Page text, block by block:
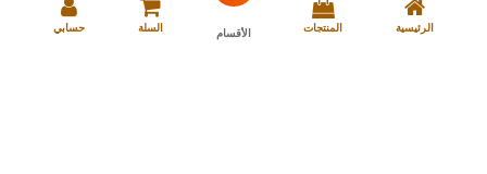
الرئيسية المنتجات الأقسام السلة حسابي